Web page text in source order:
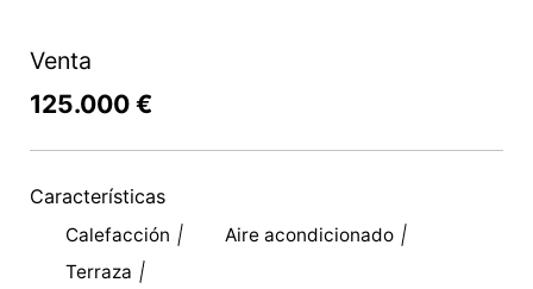
Venta
125.000 €
Características
Calefacción
Aire acondicionado
Terraza